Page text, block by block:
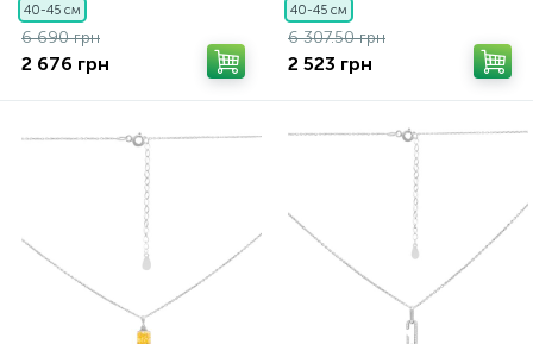
40-45 см
6 690 грн
2 676 грн
40-45 см
6 307.50 грн
2 523 грн